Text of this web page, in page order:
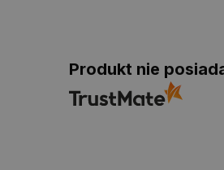
Produkt nie